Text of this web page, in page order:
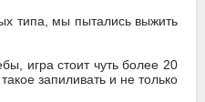
типа, мы пытались выжить
игра стоит чуть более 20
запиливать и не только